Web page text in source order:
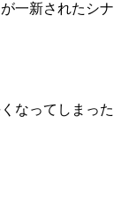
一新されたシナ
なってしまった